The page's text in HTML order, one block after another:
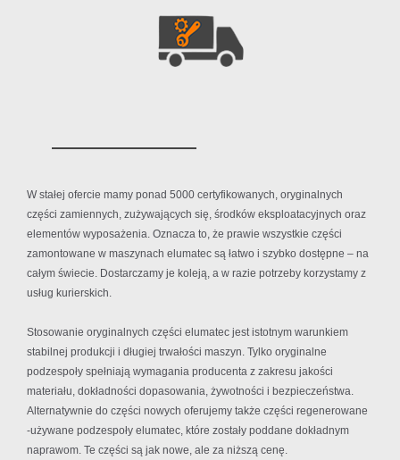
W stałej ofercie mamy ponad 5000 certyfikowanych, oryginalnych
części zamiennych, zużywających się, środków eksploatacyjnych oraz
elementów wyposażenia. Oznacza to, że prawie wszystkie części
zamontowane w maszynach elumatec są łatwo i szybko dostępne – na
całym świecie. Dostarczamy je koleją, a w razie potrzeby korzystamy z
usług kurierskich.
Stosowanie oryginalnych części elumatec jest istotnym warunkiem
stabilnej produkcji i długiej trwałości maszyn. Tylko oryginalne
podzespoły spełniają wymagania producenta z zakresu jakości
materiału, dokładności dopasowania, żywotności i bezpieczeństwa.
Alternatywnie do części nowych oferujemy także części regenerowane
-używane podzespoły elumatec, które zostały poddane dokładnym
naprawom. Te części są jak nowe, ale za niższą cenę.